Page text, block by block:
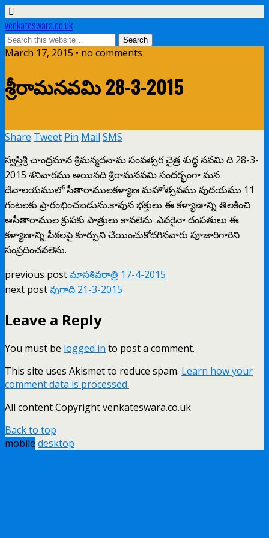
venkateswara.co.uk
March 17, 2015 • no comments
శ్రీరామనవమి 28-3-2015
Share Tweet Pin Mail SMS
స్వస్తిశ్రీ చాంద్రమాన శ్రీమన్మదనామ సంవత్సర చైత్ర శుద్ధ నవమి ది 28-3-
2015 శనివారము అయినది శ్రీరామనవమి సందర్భంగా మన
దేవాలయములో సీతారాములకళ్యాణ మహోత్సవము వుదయము 11
గంటలకు ప్రారంభించబడును.కావున భక్తులు ఈ కళ్యాణాన్ని తిలకించి
ఆసీతారాముల క్రుపకు పాత్రులు కావలెను .ఎవరైనా దంపతులు ఈ
కళ్యాణాన్ని పీఠలపై కూర్చుని చేయించుకోదగినవారు పూజారిగారిని
సంప్రదించవలెను.
previous postమాసశివరాత్రి 17-4-2015
next postవుగాది 21-3-2015
Leave a Reply
You must be logged in to post a comment.
This site uses Akismet to reduce spam. Learn how your
comment data is processed.
All content Copyright venkateswara.co.uk
Back to top
mobile desktop